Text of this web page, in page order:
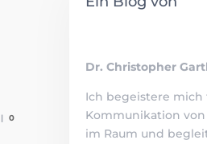
|0
Dr. Christopher
Ich begeistere
Kommunikation
im Raum und